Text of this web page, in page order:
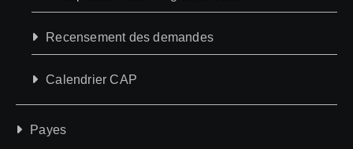
Recensement des demandes
Calendrier CAP
Payes